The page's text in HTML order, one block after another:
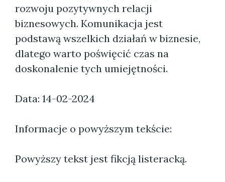
rozwoju pozytywnych relacji
biznesowych. Komunikacja jest
podstawą wszelkich działań w biznesie,
dlatego warto poświęcić czas na
doskonalenie tych umiejętności.
Data: 14-02-2024
Informacje o powyższym tekście:
Powyższy tekst jest fikcją listeracką.